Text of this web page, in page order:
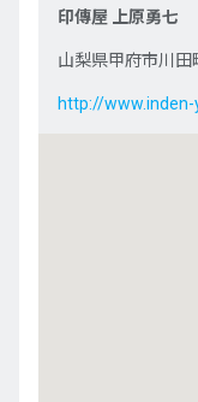
印傳屋 上原勇七
山梨県甲府市川田
http://www.inden-